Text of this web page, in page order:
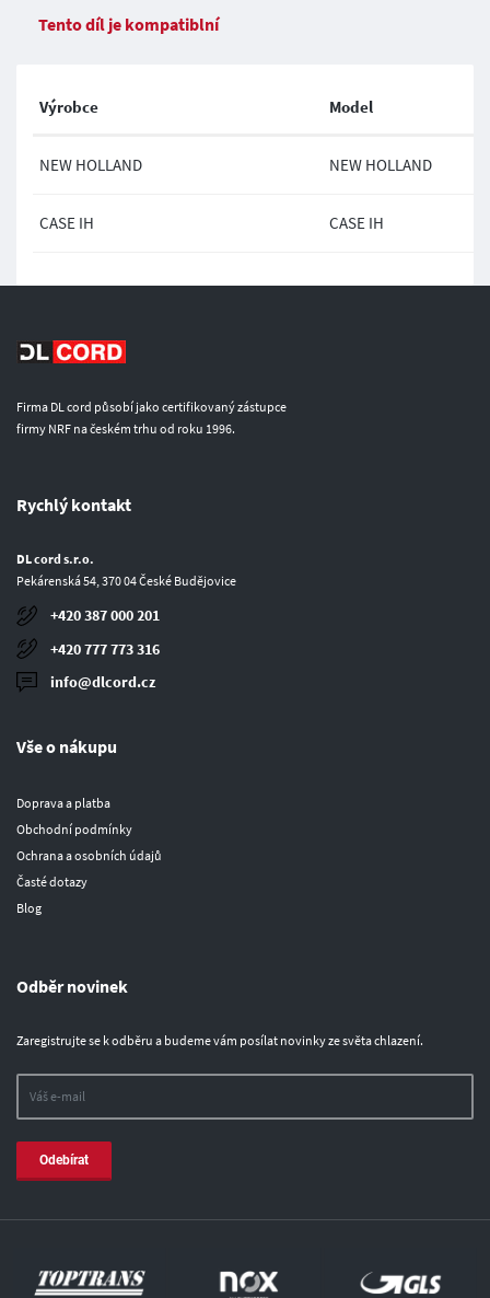
Tento díl je kompatiblní
Výrobce Model
NEW HOLLAND NEW HOLLAND
CASE IH CASE IH
Firma DL cord působí jako certifikovaný zástupce
firmy NRF na českém trhu od roku 1996.
Rychlý kontakt
DL cord s.r.o.
Pekárenská 54, 370 04 České Budějovice
+420 387 000 201
+420 777 773 316
info@dlcord.cz
Vše o nákupu
Doprava a platba
Obchodní podmínky
Ochrana a osobních údajů
Časté dotazy
Blog
Odběr novinek
Zaregistrujte se k odběru a budeme vám posílat novinky ze světa chlazení.
Odebírat